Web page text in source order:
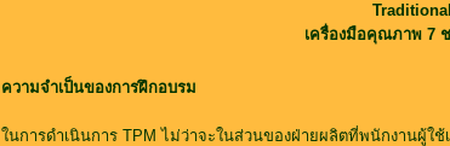
เครื่องมือคุณภาพ 7
ความจำเป็นของการฝึกอบรม
ในการดำเนินการ TPM ไม่ว่าจะในส่วนของฝ่ายผลิตที่พนักงานผู้ใช้